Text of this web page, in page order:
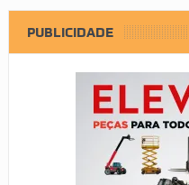
PUBLICIDADE